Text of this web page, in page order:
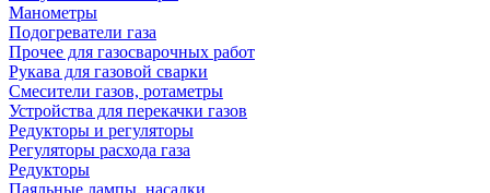
Манометры
Подогреватели газа
Прочее для газосварочных работ
Рукава для газовой сварки
Смесители газов, ротаметры
Устройства для перекачки газов
Редукторы и регуляторы
Регуляторы расхода газа
Редукторы
Паяльные лампы, насадки